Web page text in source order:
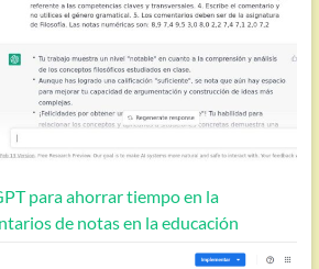
para ahorrar tiempo en la
de notas en la educación